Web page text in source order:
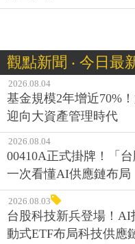
觀點新聞 ‧ 今日最
2026.08.04
基金規模2年增近70%
迎向大資產管理時代
2026.08.04
00410A正式掛牌！「
一次看懂AI供應鏈布局
2026.08.03
台股科技新兵登場！AI
動式ETF布局科技供應